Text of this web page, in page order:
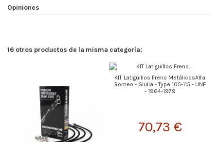
Opiniones
16 otros productos de la misma categoría:
KIT Latiguillos Freno MetálicosAlfa
Romeo - Giulia - Type 105-115 - UNF
- 1964-1979
70,73 €